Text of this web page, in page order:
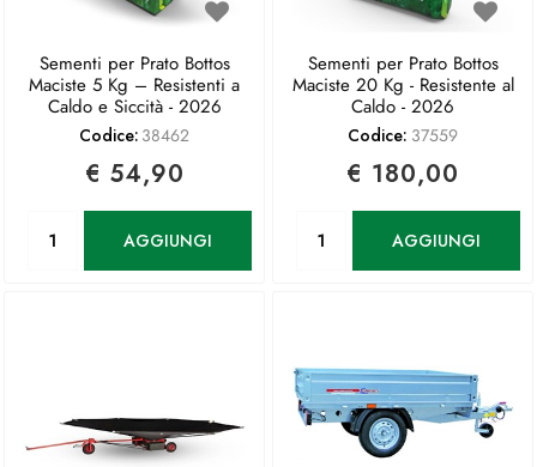
Sementi per Prato Bottos
Maciste 5 Kg – Resistenti a
Caldo e Siccità - 2026
Codice: 38462
€ 54,90
AGGIUNGI
Sementi per Prato Bottos
Maciste 20 Kg - Resistente al
Caldo - 2026
Codice: 37559
€ 180,00
AGGIUNGI